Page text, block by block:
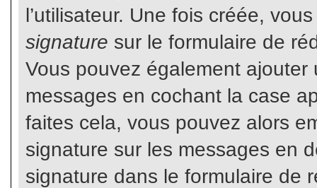
l’utilisateur. Une fois créée,
signature sur le formulaire de
Vous pouvez également
messages en cochant la case
faites cela, vous pouvez alors
signature sur les messages en
signature dans le formulaire de